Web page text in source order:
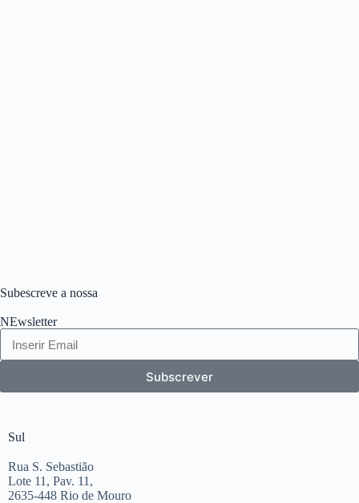
Subescreve a nossa
NEwsletter
Subscrever
Sul
Rua S. Sebastião
Lote 11, Pav. 11,
2635-448 Rio de Mouro